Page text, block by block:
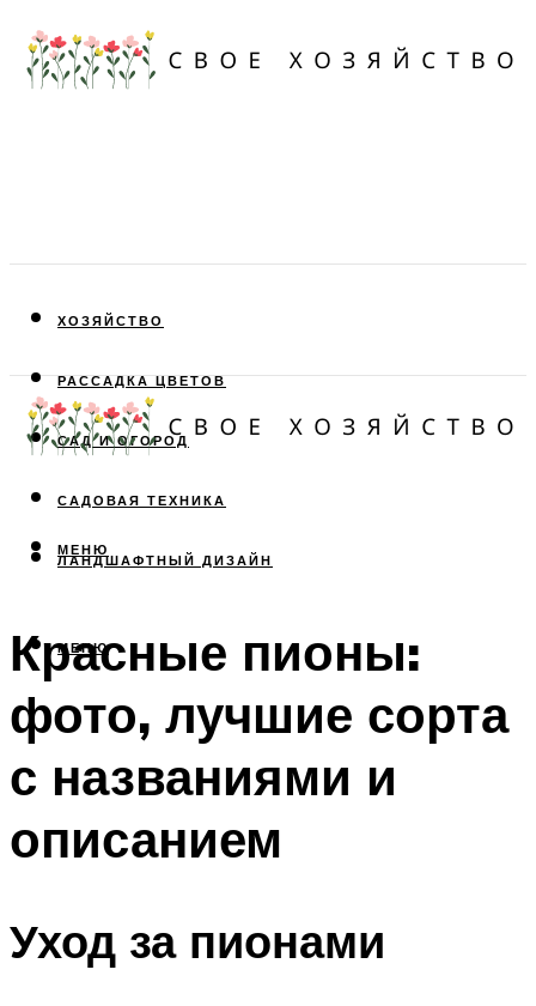
ХОЗЯЙСТВО
РАССАДКА ЦВЕТОВ
САД И ОГОРОД
САДОВАЯ ТЕХНИКА
ЛАНДШАФТНЫЙ ДИЗАЙН
МЕНЮ
МЕНЮ
Красные пионы:
фото, лучшие сорта
с названиями и
описанием
Уход за пионами